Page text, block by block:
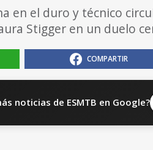
en el duro y técnico
Stigger en un duelo
COMPARTIR
noticias de ESMTB en Google?